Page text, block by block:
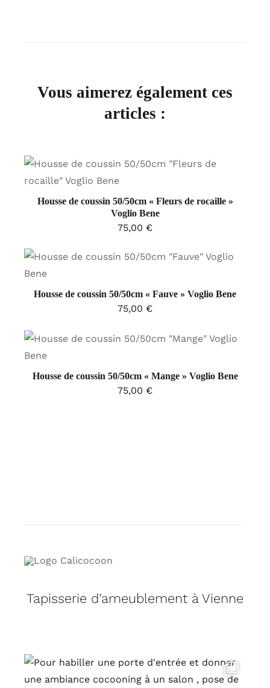
Vous aimerez également ces
articles :
AJOUTER AU PANIER
/
DÉTAILS
Housse de coussin 50/50cm « Fleurs de rocaille »
Voglio Bene
75,00 €
AJOUTER AU PANIER
/
DÉTAILS
Housse de coussin 50/50cm « Fauve » Voglio Bene
75,00 €
AJOUTER AU PANIER
/
DÉTAILS
Housse de coussin 50/50cm « Mange » Voglio Bene
75,00 €
Tapisserie d’ameublement à Vienne